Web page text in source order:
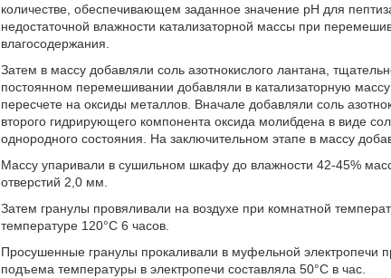
количестве, обеспечивающем заданное значение pH для
недостаточной влажности катализаторной массы при
влагосодержания.
Затем в массу добавляли соль азотнокислого лантана,
постоянном перемешивании добавляли в катализаторную
пересчете на оксиды металлов. Вначале добавляли соль
второго гидрирующего компонента оксида молибдена в виде
однородного состояния. На заключительном этапе в массу
Массу упаривали в сушильном шкафу до влажности 42-45%
отверстий 2,0 мм.
Затем гранулы провяливали на воздухе при комнатной
температуре 120°С 6 часов.
Просушенные гранулы прокаливали в муфельной электропечи
подъема температуры в электропечи составляла 50°С в час.